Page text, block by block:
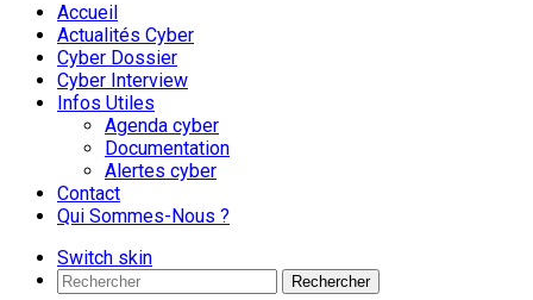
Accueil
Actualités Cyber
Cyber Dossier
Cyber Interview
Infos Utiles
Agenda cyber
Documentation
Alertes cyber
Contact
Qui Sommes-Nous ?
Switch skin
Rechercher